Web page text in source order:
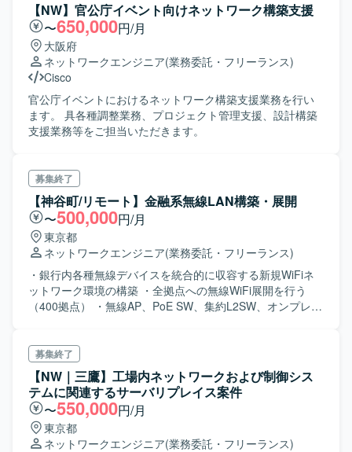
【NW】官公庁イベント向けネットワーク構築支援
〜650,000円/月
大阪府
ネットワークエンジニア(業務委託・フリーランス)
Cisco
官公庁イベントにおけるネットワーク構築支援業務を行い
ます。 具各種調整業務、プロジェクト管理支援、設計構築
支援業務等をご担当いただきます。
募集終了
【神谷町/リモート】金融系無線LAN構築・展開
〜500,000円/月
東京都
ネットワークエンジニア(業務委託・フリーランス)
・銀行内各種無線デバイスを統合的に収容する新規WiFiネ
ットワーク環境の構築 ・全拠点への無線WiFi展開を行う
（400拠点） ・無線AP、PoE SW、集約L2SW、オンプレ
ュール概要 7月～8月 基本設計 8月～11月 詳細設計 10
月～11月 検証 12月～3月 DC構築・試験 3月～4月 テスト
店舗 4月～ 展開対応
募集終了
【NW｜三鷹】工場内ネットワークおよび制御シス
テムに関連するサーバリプレイス案件
〜550,000円/月
東京都
ネットワークエンジニア(業務委託・フリーランス)